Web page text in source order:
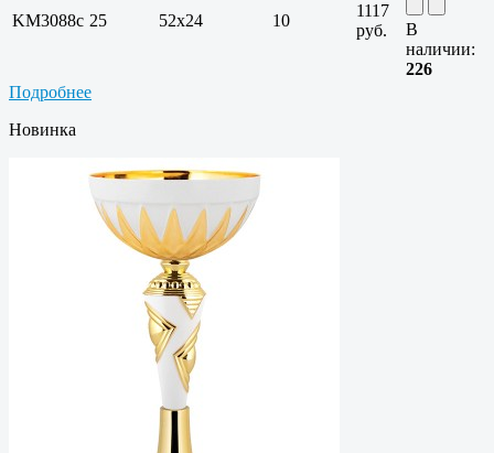
KM3088c 25 52х24 10
1117
руб.
В
наличии:
226
Подробнее
Новинка